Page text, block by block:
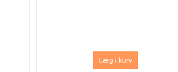
Læg i kurv